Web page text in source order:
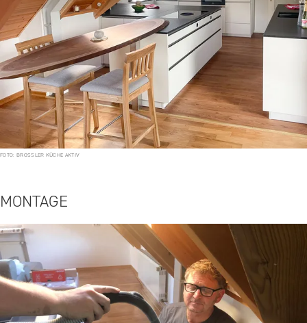
FOTO: BROSSLER KÜCHE AKTIV
MONTAGE